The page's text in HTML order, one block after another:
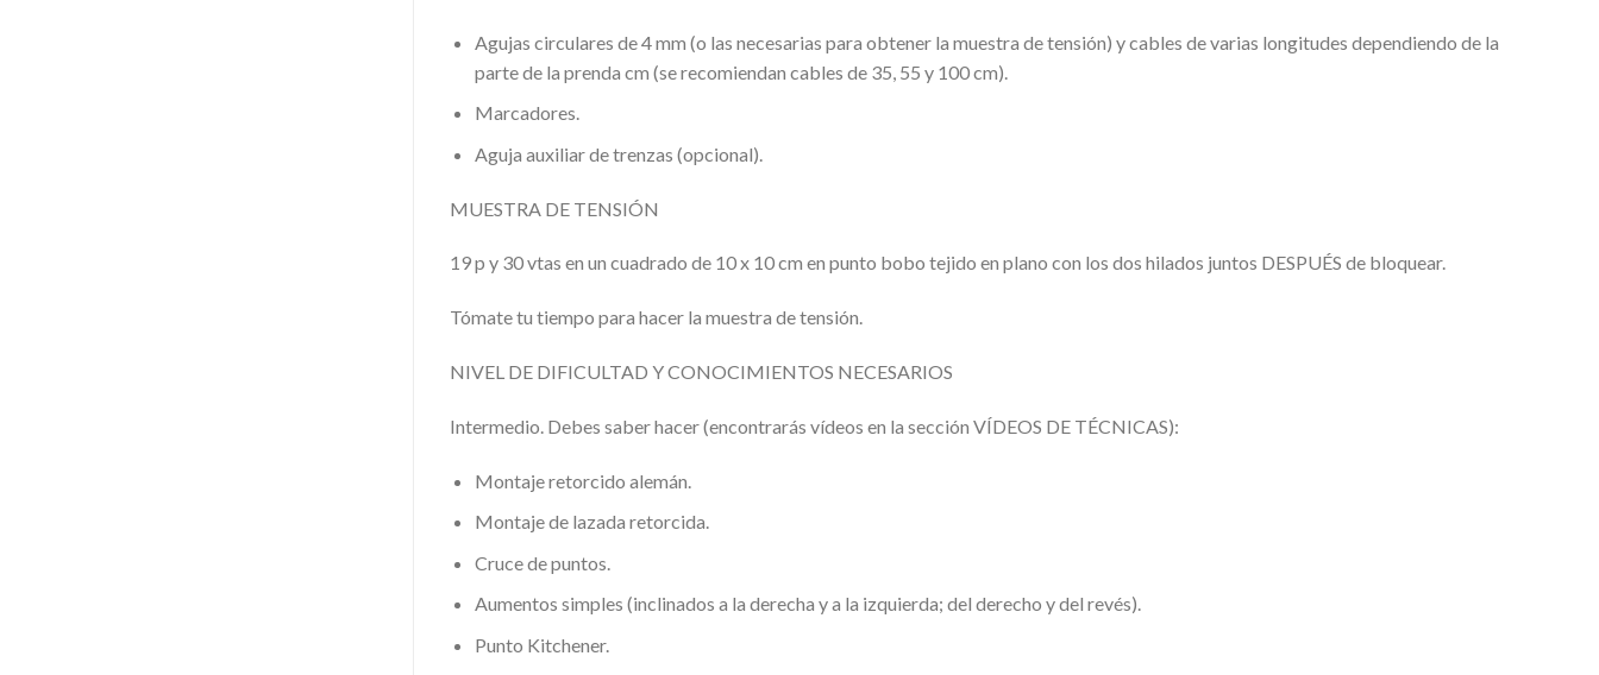
Agujas circulares de 4 mm (o las necesarias para obtener la muestra de tensión) y cables de varias longitudes dependiendo de la
parte de la prenda cm (se recomiendan cables de 35, 55 y 100 cm).
Marcadores.
Aguja auxiliar de trenzas (opcional).
MUESTRA DE TENSIÓN
19 p y 30 vtas en un cuadrado de 10 x 10 cm en punto bobo tejido en plano con los dos hilados juntos DESPUÉS de bloquear.
Tómate tu tiempo para hacer la muestra de tensión.
NIVEL DE DIFICULTAD Y CONOCIMIENTOS NECESARIOS
Intermedio. Debes saber hacer (encontrarás vídeos en la sección VÍDEOS DE TÉCNICAS):
Montaje retorcido alemán.
Montaje de lazada retorcida.
Cruce de puntos.
Aumentos simples (inclinados a la derecha y a la izquierda; del derecho y del revés).
Punto Kitchener.